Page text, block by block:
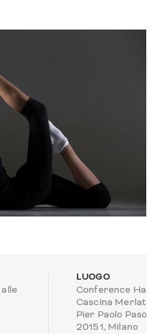
LUOGO
Conference Hall,
Cascina Merlata,
Pier Paolo
20151, Milano